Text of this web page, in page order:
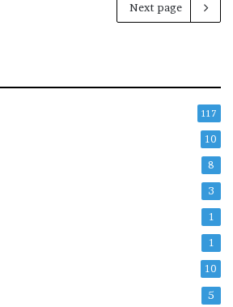
Next page
117
10
8
3
1
1
10
5